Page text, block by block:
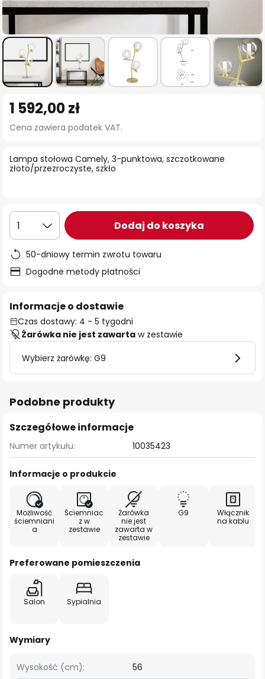
na
początek
Lampa stołowa Camely, 3-punktowa, szczotkowane
złoto/przezroczyste, szkło
1 592,00 zł
Cena zawiera podatek VAT.
1 Dodaj do koszyka
50-dniowy termin zwrotu towaru
Dogodne metody płatności
Informacje o dostawie
Czas dostawy: 4 - 5 tygodni
Żarówka nie jest zawarta w zestawie
Wybierz żarówkę: G9
Podobne produkty
Szczegółowe informacje
Numer artykułu: 10035423
Informacje o produkcie
Możliwość
ściemniani
a
Ściemniac
z w
zestawie
Żarówka
nie jest
zawarta w
zestawie
G9
Włącznik
na kablu
Preferowane pomieszczenia
Salon Sypialnia
Wymiary
Wysokość (cm):
56